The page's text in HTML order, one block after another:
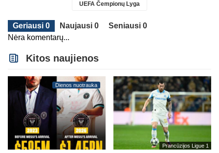
UEFA Čempionų Lyga
Geriausi 0 Naujausi 0
Seniausi 0
Nėra komentarų...
Kitos naujienos
Dienos nuotrauka
Prancūzijos Ligue 1